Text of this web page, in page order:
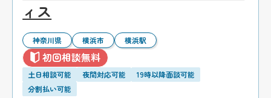
ィス
神奈川県 横浜市 横浜駅
初回相談無料
土日相談可能 夜間対応可能
19時以降面談可能
分割払い可能